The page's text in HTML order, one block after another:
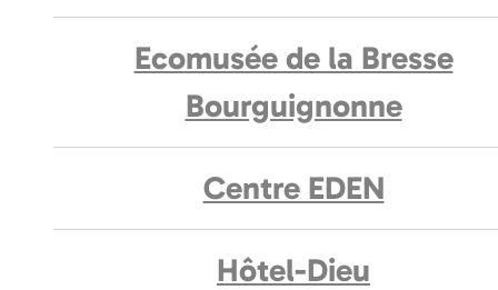
Ecomusée de la Bresse
Bourguignonne
Centre EDEN
Hôtel-Dieu